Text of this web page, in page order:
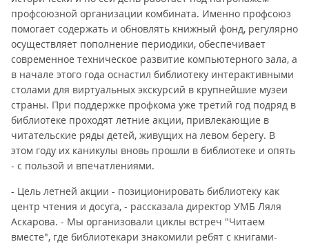
профсоюзной организации комбината. Именно профсоюз
помогает содержать и обновлять книжный фонд, регулярно
осуществляет пополнение периодики, обеспечивает
современное техническое развитие компьютерного зала, а
в начале этого года оснастил библиотеку интерактивными
столами для виртуальных экскурсий в крупнейшие музеи
страны. При поддержке профкома уже третий год подряд в
библиотеке проходят летние акции, привлекающие в
читательские ряды детей, живущих на левом берегу. В
этом году их каникулы вновь прошли в библиотеке и опять
- с пользой и впечатлениями.
- Цель летней акции - позиционировать библиотеку как
центр чтения и досуга, - рассказала директор УМБ Ляля
Аскарова. - Мы организовали циклы встреч "Читаем
вместе", где библиотекари знакомили ребят с книгами-